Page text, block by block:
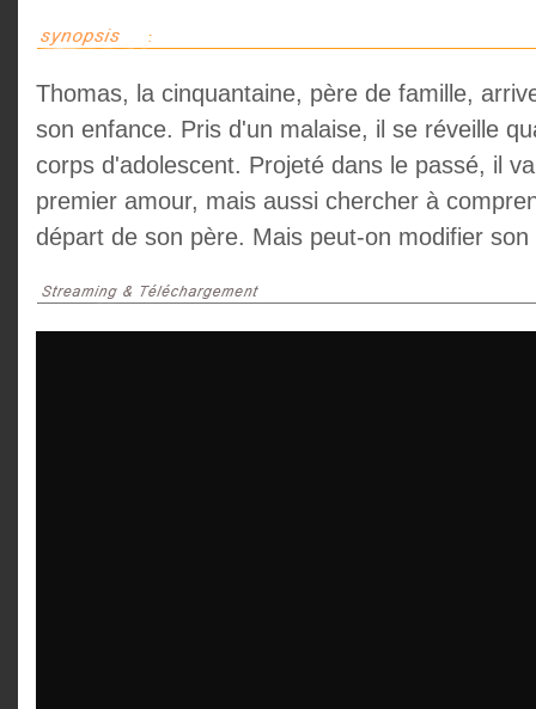
Thomas, la cinquantaine, père de famille,
son enfance. Pris d'un malaise, il se réveille
corps d'adolescent. Projeté dans le passé, il
premier amour, mais aussi chercher à
départ de son père. Mais peut-on modifier son